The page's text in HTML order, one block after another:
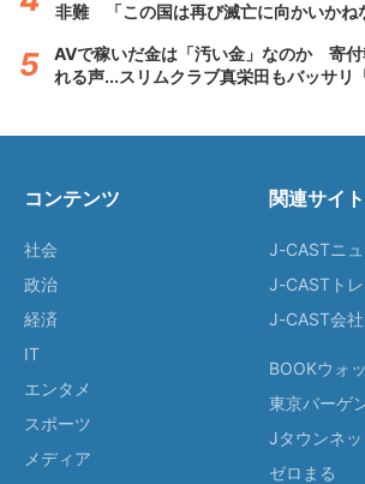
非難 「この国は再び滅亡に向かいかね
AVで稼いだ金は「汚い金」なのか 寄付
れる声...スリムクラブ真栄田もバッサリ
コンテンツ
社会
政治
経済
IT
エンタメ
スポーツ
メディア
関連サイト
J-CASTニ
J-CASTト
J-CAST会
BOOKウォ
東京バーゲ
Jタウンネッ
ゼロまる